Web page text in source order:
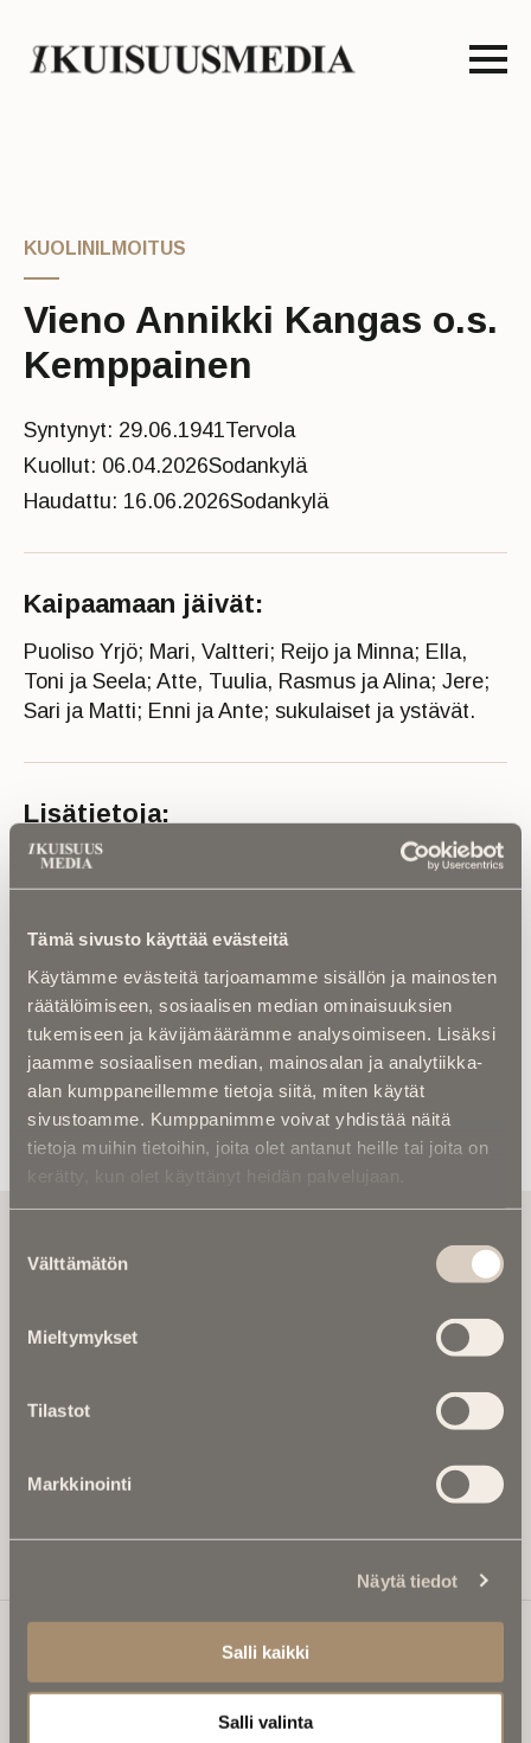
Tämä sivusto käyttää evästeitä
Käytämme evästeitä tarjoamamme sisällön ja mainosten
räätälöimiseen, sosiaalisen median ominaisuuksien
tukemiseen ja kävijämäärämme analysoimiseen. Lisäksi
jaamme sosiaalisen median, mainosalan ja analytiikka-
alan kumppaneillemme tietoja siitä, miten käytät
sivustoamme. Kumppanimme voivat yhdistää näitä
tietoja muihin tietoihin, joita olet antanut heille tai joita on
valinta
Välttämätön
Mieltymykset
Tilastot
Markkinointi
Näytä tiedot
Salli kaikki
Salli valinta
KUOLINILMOITUS
Vieno Annikki Kangas o.s.
Kemppainen
Syntynyt: 29.06.1941Tervola
Kuollut: 06.04.2026Sodankylä
Haudattu: 16.06.2026Sodankylä
Kaipaamaan jäivät:
Puoliso Yrjö; Mari, Valtteri; Reijo ja Minna; Ella,
Toni ja Seela; Atte, Tuulia, Rasmus ja Alina; Jere;
Sari ja Matti; Enni ja Ante; sukulaiset ja ystävät.
Lisätietoja:
"On hiljaisuus ja rajaton suru, mutta on myös
loppumaton rakkaus ja kiitollisuus. Vaikka olet nyt
aina."
Uurna laskettu Unarin hautausmaalle 16.6.2026.
kuukaudessa Ikuisuusmedian uutiskirjeen ja varmistat,
etteivät kiinnostavat artikkelit jää huomaamatta.
Kirjoita tähän sähköpostiosoite, johon haluat uutiskirjeen
Ikuisuusmedia
Ikuisuusmedia on kuolinuutisointiin keskittynyt uusi ja